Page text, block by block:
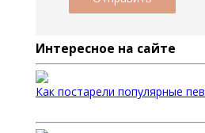
Интересное на сайте
Как постарели популярные